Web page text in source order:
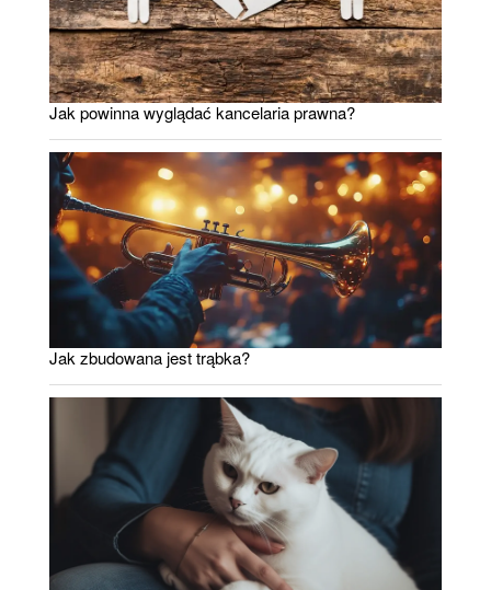
Jak powinna wyglądać kancelaria prawna?
Jak zbudowana jest trąbka?